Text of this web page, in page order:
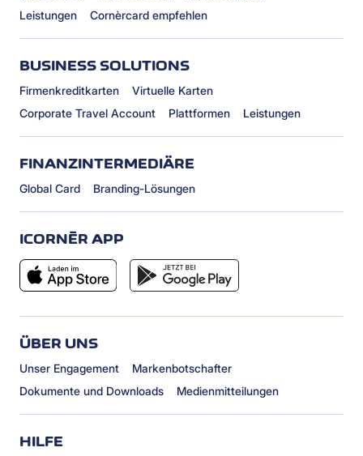
Leistungen
Cornèrcard empfehlen
BUSINESS SOLUTIONS
Firmenkreditkarten
Virtuelle Karten
Corporate Travel Account
Plattformen Leistungen
FINANZINTERMEDIÄRE
Global Card Branding-Lösungen
ICORNÈR APP
ÜBER UNS
Unser Engagement
Markenbotschafter
Dokumente und Downloads
Medienmitteilungen
HILFE